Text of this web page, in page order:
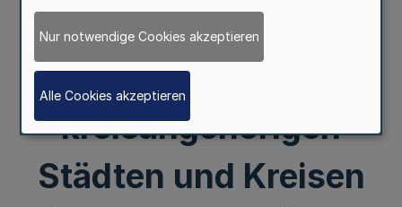
den kreisfreien
Städten, Großen
kreisangehörigen
Städten und Kreisen
Nur notwendige Cookies akzeptieren
Alle Cookies akzeptieren